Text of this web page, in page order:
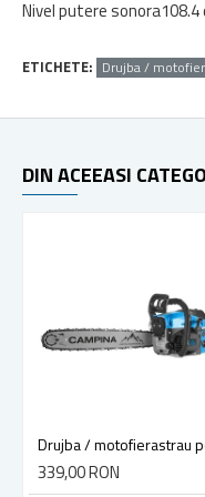
Nivel putere sonora108.4
ETICHETE: Drujba /
DIN ACEEASI
339,00 RON